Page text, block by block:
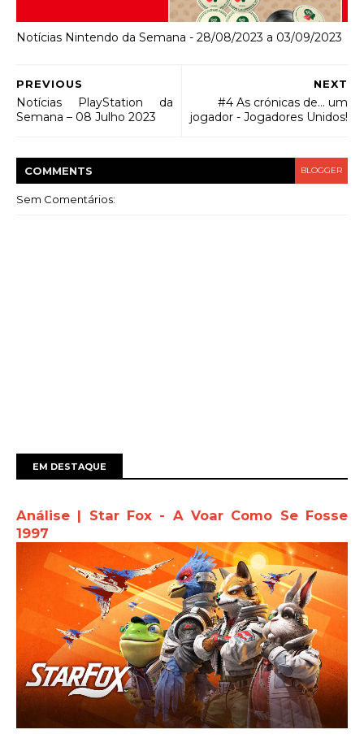
Notícias Nintendo da Semana - 28/08/2023 a 03/09/2023
NEXT
#4 As crónicas de... um
jogador - Jogadores Unidos!
PREVIOUS
Notícias PlayStation da
Semana – 08 Julho 2023
COMMENTS BLOGGER
Sem Comentários:
EM DESTAQUE
Análise | Star Fox - A Voar Como Se Fosse
1997